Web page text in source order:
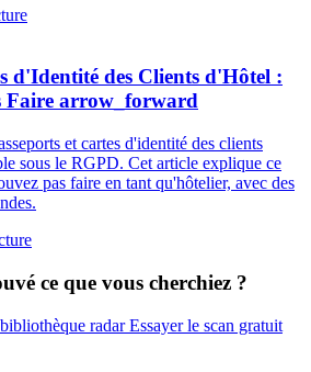
d'Identité des Clients d'Hôtel :
Faire arrow_forward
et cartes d'identité des clients
sous le RGPD. Cet article explique ce
pas faire en tant qu'hôtelier, avec des
ce que vous cherchiez ?
radarEssayer le scan gratuit